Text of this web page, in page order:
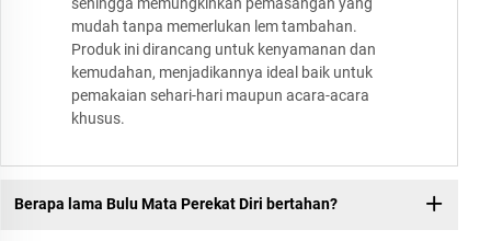
mudah tanpa memerlukan lem tambahan.
Produk ini dirancang untuk kenyamanan dan
kemudahan, menjadikannya ideal baik untuk
pemakaian sehari-hari maupun acara-acara
khusus.
Berapa lama Bulu Mata Perekat Diri bertahan?